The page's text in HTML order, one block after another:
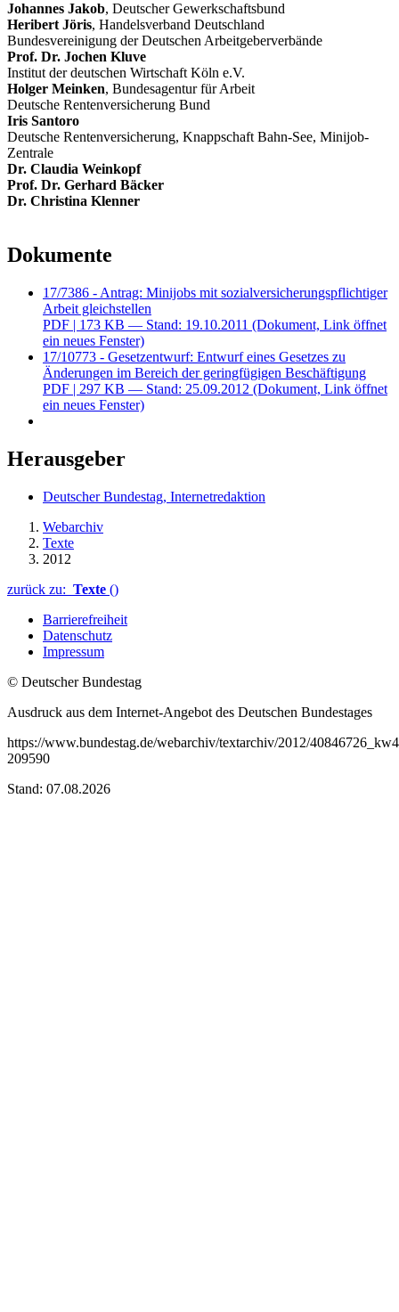
Johannes Jakob, Deutscher Gewerkschaftsbund
Heribert Jöris, Handelsverband Deutschland
Bundesvereinigung der Deutschen Arbeitgeberverbände
Prof. Dr. Jochen Kluve
Institut der deutschen Wirtschaft Köln e.V.
Holger Meinken, Bundesagentur für Arbeit
Deutsche Rentenversicherung Bund
Iris Santoro
Deutsche Rentenversicherung, Knappschaft Bahn-See, Minijob-
Zentrale
Dr. Claudia Weinkopf
Prof. Dr. Gerhard Bäcker
Dr. Christina Klenner
Dokumente
17/7386 - Antrag: Minijobs mit sozialversicherungspflichtiger
Arbeit gleichstellen
PDF | 173 KB — Stand: 19.10.2011 (Dokument, Link öffnet
ein neues Fenster)
17/10773 - Gesetzentwurf: Entwurf eines Gesetzes zu
Änderungen im Bereich der geringfügigen Beschäftigung
PDF | 297 KB — Stand: 25.09.2012 (Dokument, Link öffnet
ein neues Fenster)
Herausgeber
Deutscher Bundestag, Internetredaktion
Webarchiv
Texte
2012
zurück zu: Texte ()
Barrierefreiheit
Datenschutz
Impressum
© Deutscher Bundestag
Ausdruck aus dem Internet-Angebot des Deutschen Bundestages
https://www.bundestag.de/webarchiv/textarchiv/2012/
209590
Stand: 07.08.2026